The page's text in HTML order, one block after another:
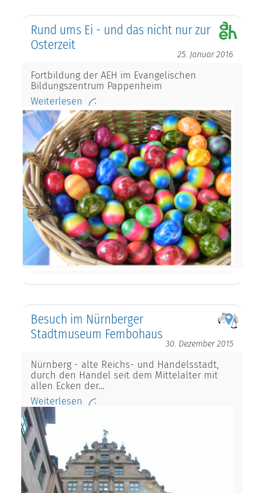
Rund ums Ei - und das nicht nur zur
Osterzeit
25. Januar 2016
Fortbildung der AEH im Evangelischen
Bildungszentrum Pappenheim
Weiterlesen
Besuch im Nürnberger
Stadtmuseum Fembohaus
30. Dezember 2015
Nürnberg - alte Reichs- und Handelsstadt,
durch den Handel seit dem Mittelalter mit
allen Ecken der…
Weiterlesen